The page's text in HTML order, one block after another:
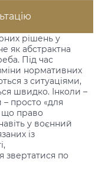
рішень у
як абстрактна
Під час
зміни нормативних
з ситуаціями,
швидко. Інколи –
– просто «для
що право
у воєнний
із
звертатися по